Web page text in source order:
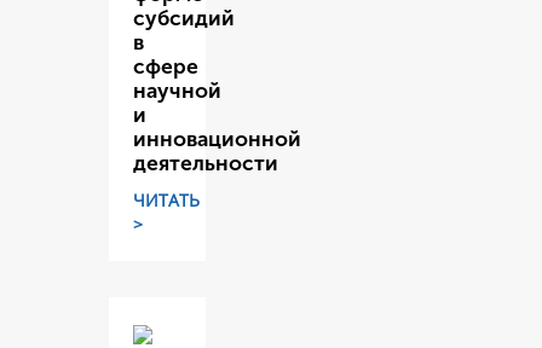
субсидий
в
сфере
научной
и
инновационной
деятельности
ЧИТАТЬ
>